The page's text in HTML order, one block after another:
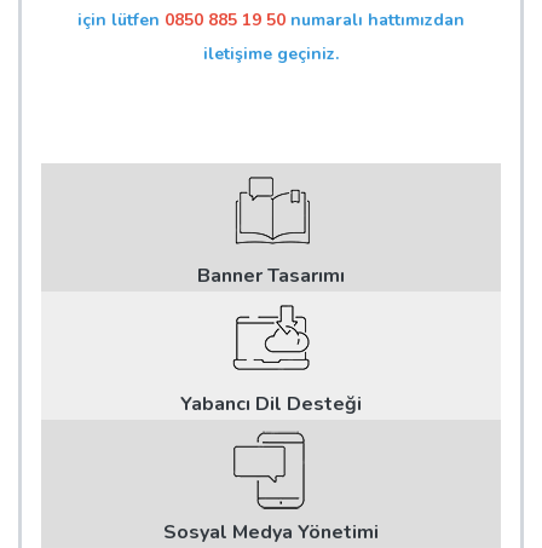
için lütfen 0850 885 19 50 numaralı hattımızdan
iletişime geçiniz.
Banner Tasarımı
Yabancı Dil Desteği
Sosyal Medya Yönetimi